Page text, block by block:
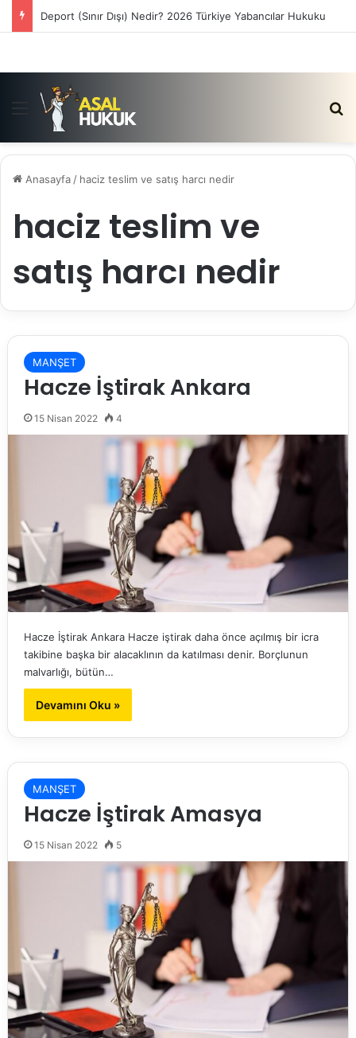
Deport (Sınır Dışı) Nedir? 2026 Türkiye Yabancılar Hukuku
Menü
Anasayfa / haciz teslim ve satış harcı nedir
haciz teslim ve
satış harcı nedir
MANŞET
Hacze İştirak Ankara
15 Nisan 2022 4
Hacze İştirak Ankara Hacze iştirak daha önce açılmış bir icra
takibine başka bir alacaklının da katılması denir. Borçlunun
malvarlığı, bütün…
Devamını Oku »
MANŞET
Hacze İştirak Amasya
15 Nisan 2022 5